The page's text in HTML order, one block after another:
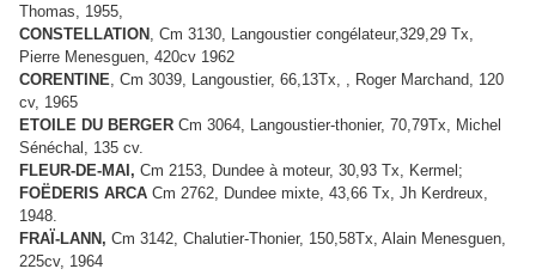
Thomas, 1955,
CONSTELLATION , Cm 3130, Langoustier congélateur,329,29 Tx,
Pierre Menesguen, 420cv 1962
CORENTINE, Cm 3039, Langoustier, 66,13Tx, , Roger Marchand, 120
cv, 1965
ETOILE DU BERGER Cm 3064, Langoustier-thonier, 70,79Tx, Michel
Sénéchal, 135 cv.
FLEUR-DE-MAI, Cm 2153, Dundee à moteur, 30,93 Tx, Kermel;
FOËDERIS ARCA Cm 2762, Dundee mixte, 43,66 Tx, Jh Kerdreux,
1948.
FRAÏ-LANN, Cm 3142, Chalutier-Thonier, 150,58Tx, Alain Menesguen,
225cv, 1964